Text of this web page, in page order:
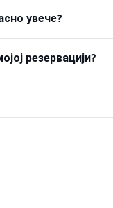
увече?
резервацији?